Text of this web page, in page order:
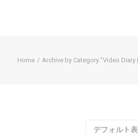
Home Archive by Category "Video Diary